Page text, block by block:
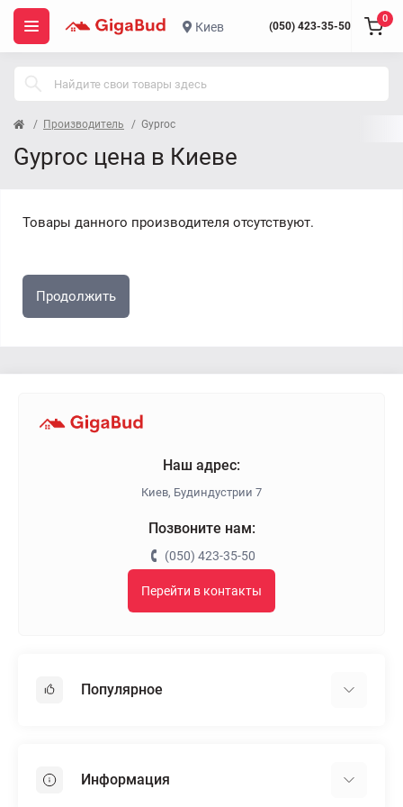
Киев (050) 423-35-50
0
Производитель Gyproc
Gyproc цена в Киеве
Товары данного производителя отсутствуют.
Продолжить
Наш адрес:
Киев, Будиндустрии 7
Позвоните нам:
(050) 423-35-50
Перейти в контакты
Популярное
Пенопласт
Информация